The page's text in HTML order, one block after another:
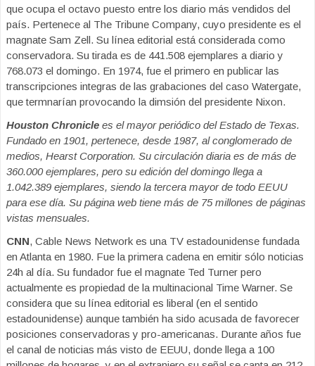
que ocupa el octavo puesto entre los diario más vendidos del
país. Pertenece al The Tribune Company, cuyo presidente es el
magnate Sam Zell. Su línea editorial está considerada como
conservadora. Su tirada es de 441.508 ejemplares a diario y
768.073 el domingo. En 1974, fue el primero en publicar las
transcripciones integras de las grabaciones del caso Watergate,
que termnarían provocando la dimsión del presidente Nixon.
Houston Chronicle es el mayor periódico del Estado de Texas.
Fundado en 1901, pertenece, desde 1987, al conglomerado de
medios, Hearst Corporation. Su circulación diaria es de más de
360.000 ejemplares, pero su edición del domingo llega a
1.042.389 ejemplares, siendo la tercera mayor de todo EEUU
para ese día. Su página web tiene más de 75 millones de páginas
vistas mensuales.
CNN, Cable News Network es una TV estadounidense fundada
en Atlanta en 1980. Fue la primera cadena en emitir sólo noticias
24h al día. Su fundador fue el magnate Ted Turner pero
actualmente es propiedad de la multinacional Time Warner. Se
considera que su línea editorial es liberal (en el sentido
estadounidense) aunque también ha sido acusada de favorecer
posiciones conservadoras y pro-americanas. Durante años fue
el canal de noticias más visto de EEUU, donde llega a 100